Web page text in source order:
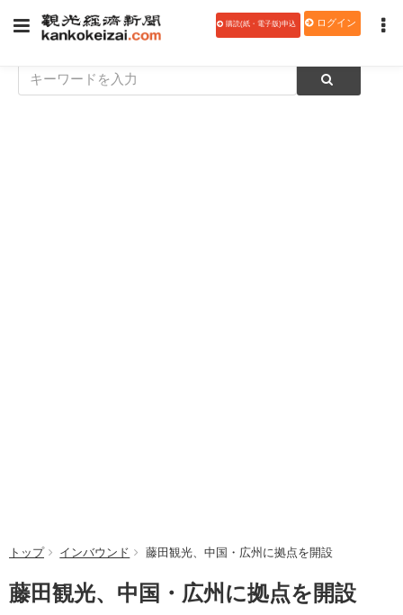
購読(紙・電子版)申込 ログイン
トップ インバウンド 藤田観光、中国・広州に拠点を開設
藤田観光、中国・広州に拠点を開設